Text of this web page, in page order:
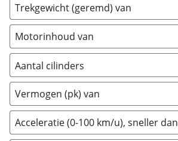
Fiat (2468)
Ford (8577)
Ford USA
Geely ( 127
Genesis (17)
GMC (4)
Goupil (2)
Honda (567)
Trekgewicht (geremd) van
Motorinhoud van
Aantal cilinders
2 (0)
3 )
5 (0)
Vermogen (pk) van
Acceleratie (0-100 km/u), sneller dan